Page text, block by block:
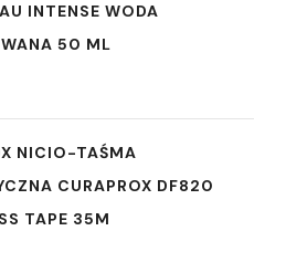
INTENSE WODA
50 ML
NICIO-TAŚMA
CURAPROX DF820
TAPE 35M